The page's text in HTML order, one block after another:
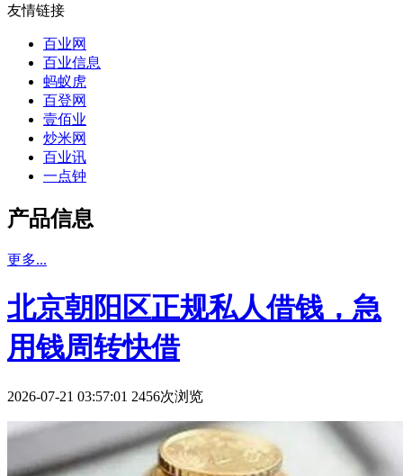
友情链接
百业网
百业信息
蚂蚁虎
百登网
壹佰业
炒米网
百业讯
一点钟
产品信息
更多...
北京朝阳区正规私人借钱，急
用钱周转快借
2026-07-21 03:57:01 2456次浏览